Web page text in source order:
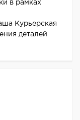
в рамках
Курьерская
деталей